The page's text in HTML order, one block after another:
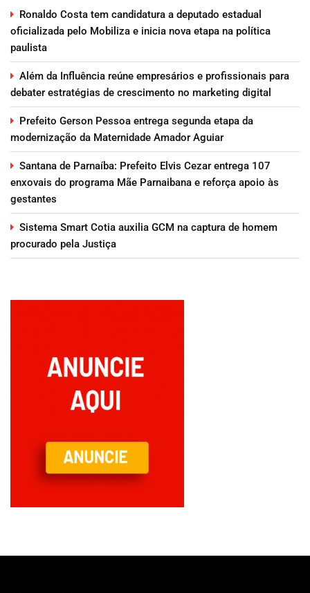
Ronaldo Costa tem candidatura a deputado estadual
oficializada pelo Mobiliza e inicia nova etapa na política
paulista
Além da Influência reúne empresários e profissionais para
debater estratégias de crescimento no marketing digital
Prefeito Gerson Pessoa entrega segunda etapa da
modernização da Maternidade Amador Aguiar
Santana de Parnaíba: Prefeito Elvis Cezar entrega 107
enxovais do programa Mãe Parnaibana e reforça apoio às
gestantes
Sistema Smart Cotia auxilia GCM na captura de homem
procurado pela Justiça